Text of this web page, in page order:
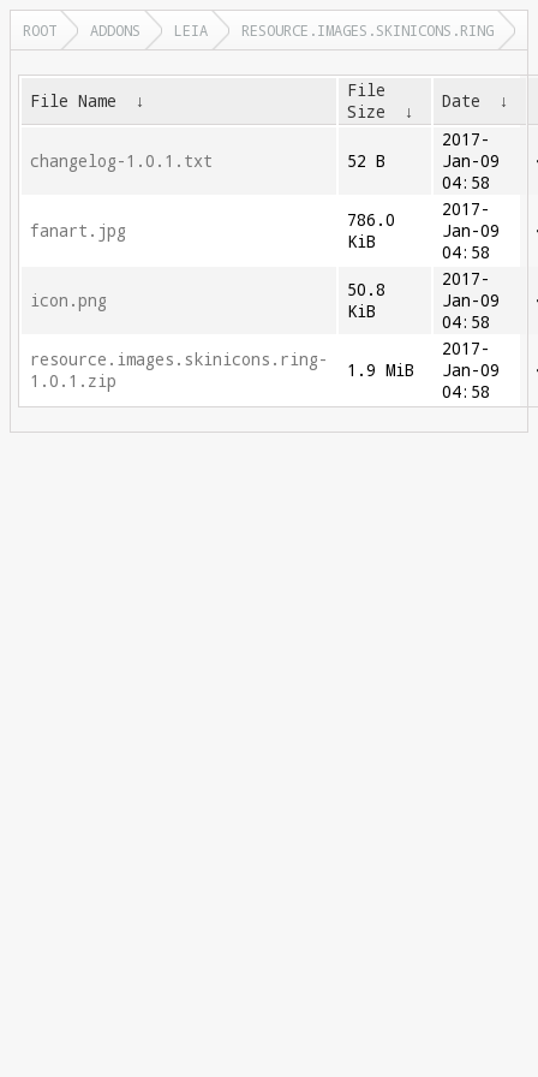
ROOT ADDONS LEIA RESOURCE.IMAGES.SKINICONS.RING
File Name ↓
File
Size
↓ Date ↓
changelog-1.0.1.txt 52 B
2017-
Jan-09
04:58
fanart.jpg
786.0
KiB
2017-
Jan-09
04:58
icon.png
50.8
KiB
2017-
Jan-09
04:58
resource.images.skinicons.ring-
1.0.1.zip
1.9 MiB
2017-
Jan-09
04:58